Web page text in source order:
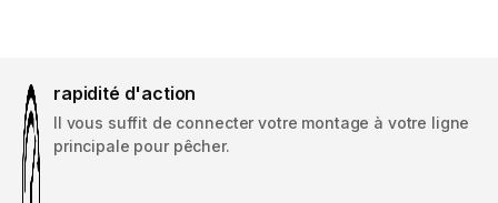
rapidité d'action
Il vous suffit de connecter votre montage à votre ligne
principale pour pêcher.